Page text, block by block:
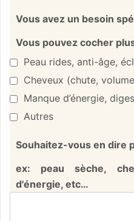
Vous avez un besoin
Vous pouvez cocher
Peau rides, anti-âge,
Cheveux (chute,
Manque d’énergie,
Autres
Souhaitez-vous en dire
ex: peau sèche,
d'énergie, etc…